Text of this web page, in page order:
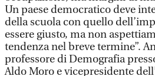
Un paese democratico deve
della scuola con quello
essere giusto, ma non
tendenza nel breve termine”.
professore di Demografia
Aldo Moro e vicepresidente